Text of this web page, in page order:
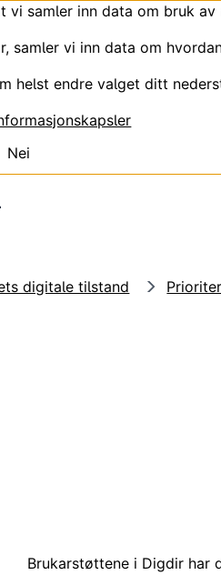
vi samler inn data om bruk av
samler vi inn data om
helst endre valget ditt
Nei
digitale tilstand
Brukarstøttene i Digdir har